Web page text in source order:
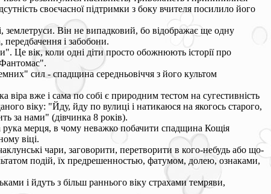
своєчасної підтримки з боку вчителя посилило його
землетруси. Він не випадковий, бо відображає ще одну
передбачення і забобони.
Це вік, коли одні діти просто обожнюють історії про
сил - спадщина середньовіччя з його культом
віра вже і сама по собі є природним тестом на сугестивність
віку: "Йду, йду по вулиці і натикаюся на якогось старого,
за нами" (дівчинка 8 років).
мерця, в чому неважко побачити спадщина Кощія
віці.
чари, заговорити, перетворити в кого-небудь або що-
подій, їх предрешенностью, фатумом, долею, ознаками,
і йдуть з більш раннього віку страхами темряви,